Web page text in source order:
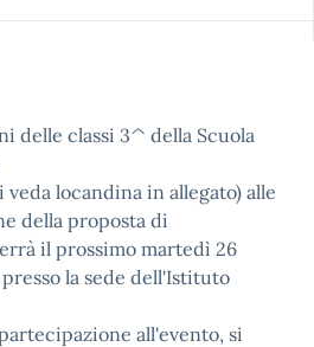
delle classi 3^ della Scuola
locandina in allegato) alle
della proposta di
il prossimo martedì 26
la sede dell'Istituto
all'evento, si